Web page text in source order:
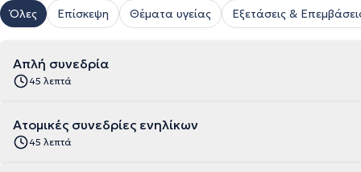
Όλες Επίσκεψη Θέματα υγείας Εξετάσεις &
Απλή συνεδρία
45 λεπτά
Ατομικές συνεδρίες ενηλίκων
45 λεπτά